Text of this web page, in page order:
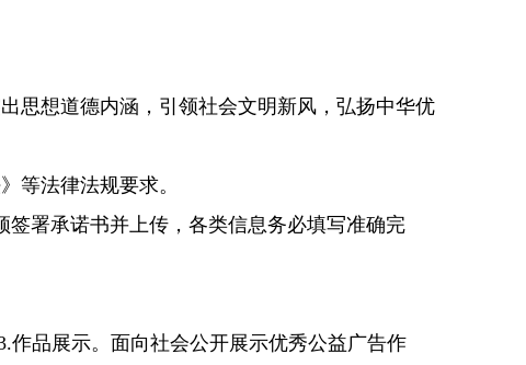
想道德内涵，引领社会文明新风，弘扬中华优
法律法规要求。
署承诺书并上传，各类信息务必填写准确完
品展示。面向社会公开展示优秀公益广告作